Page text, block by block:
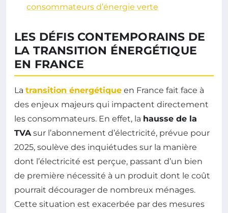
consommateurs d’énergie verte
LES DÉFIS CONTEMPORAINS DE
LA TRANSITION ÉNERGÉTIQUE
EN FRANCE
La transition énergétique en France fait face à
des enjeux majeurs qui impactent directement
les consommateurs. En effet, la hausse de la
TVAsur l’abonnement d’électricité, prévue pour
2025, soulève des inquiétudes sur la manière
dont l’électricité est perçue, passant d’un bien
de première nécessité à un produit dont le coût
pourrait décourager de nombreux ménages.
Cette situation est exacerbée par des mesures